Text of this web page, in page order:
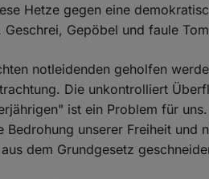
Hetze gegen eine
Gepöbel und faule
notleidenden geholfen
Die unkontrolliert
ist ein Problem für
Bedrohung unserer Freiheit und
dem Grundgesetz